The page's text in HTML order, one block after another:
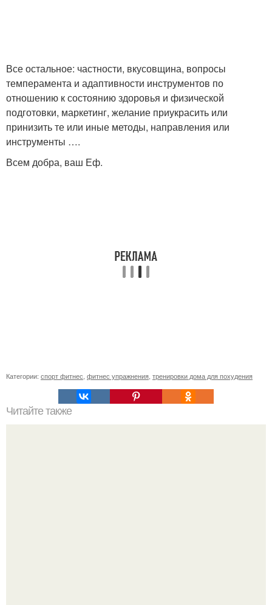
Все остальное: частности, вкусовщина, вопросы
темперамента и адаптивности инструментов по
отношению к состоянию здоровья и физической
подготовки, маркетинг, желание приукрасить или
принизить те или иные методы, направления или
инструменты ….
Всем добра, ваш Еф.
Категории: спорт фитнес фитнес упражнения тренировки дома для похудения
Читайте также